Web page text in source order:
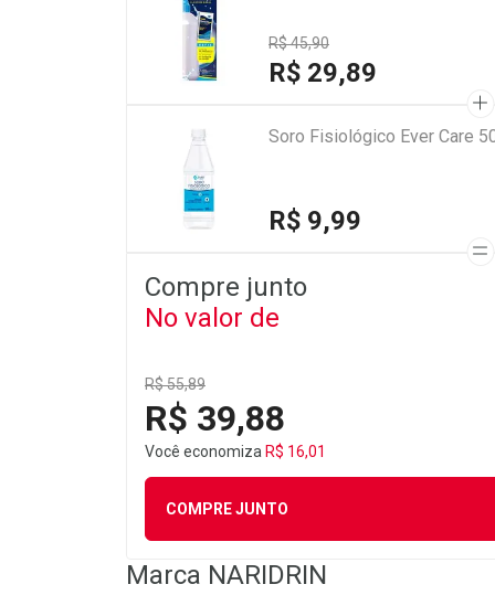
R$ 45,90
R$ 29,89
Soro Fisiológico Ever Care
R$ 9,99
Compre junto
No valor de
R$ 55,89
R$ 39,88
Você economiza R$ 16,01
COMPRE JUNTO
Marca NARIDRIN